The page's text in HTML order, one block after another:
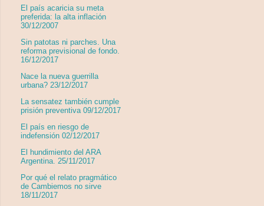
El país acaricia su meta
preferida: la alta inflación
30/12/2007
Sin patotas ni parches. Una
reforma previsional de fondo.
16/12/2017
Nace la nueva guerrilla
urbana? 23/12/2017
La sensatez también cumple
prisión preventiva 09/12/2017
El país en riesgo de
indefensión 02/12/2017
El hundimiento del ARA
Argentina. 25/11/2017
Por qué el relato pragmático
de Cambiemos no sirve
18/11/2017